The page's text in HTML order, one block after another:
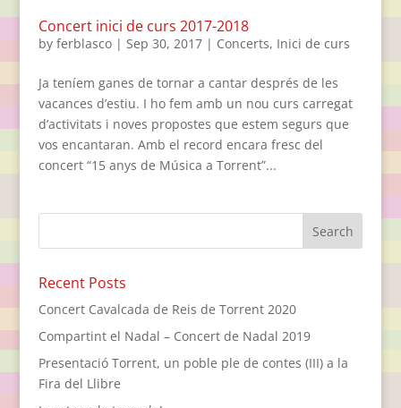
Concert inici de curs 2017-2018
by ferblasco| Sep 30, 2017| Concerts, Inici de curs
Ja teníem ganes de tornar a cantar després de les
vacances d’estiu. I ho fem amb un nou curs carregat
d’activitats i noves propostes que estem segurs que
vos encantaran. Amb el record encara fresc del
concert “15 anys de Música a Torrent”...
Recent Posts
Concert Cavalcada de Reis de Torrent 2020
Compartint el Nadal – Concert de Nadal 2019
Presentació Torrent, un poble ple de contes (III) a la
Fira del Llibre